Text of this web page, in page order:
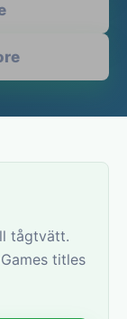
tågtvätt.
titles